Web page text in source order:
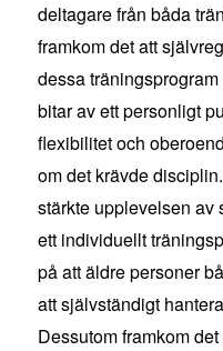
deltagare från båda
framkom det att
dessa
bitar av ett personligt
flexibilitet och
om det krävde
stärkte upplevelsen av
ett individuellt
på att äldre personer
att självständigt
Dessutom framkom